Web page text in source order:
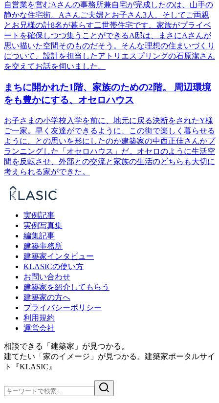
自営業を営むAさんの事務所兼自宅が完成したのは、山手の
静かな住宅街。Aさんご夫婦とお子さん3人、そしてご両親
とお兄様の計8名が暮らす二世帯住宅です。家族がプライベ
ートを確保しつつ集うことができるA邸は、まさにAさんが
思い描いた空間そのものだそう。そんな理想の住まいづくり
について、設計を担当したアトリエスプリングの石原潔さん
を交えてお話を伺いました。
まちに開かれた1階、家族のための2階。 周辺環境
をも豊かにする、オセロハウス
お子さまの小学校入学を前に、地元に戻る決断をされたY様
ご一家。早く友達ができるように、この街で楽しく暮らせる
ように、との思いを形にしたのが建築家の中西正佳さんがプ
ランニングした「オセロハウス」だ。オセロのように生活空
間を反転させ、外部との交流と家族の生活のどちらも大切に
考えられる家ができた。
実例記事
実例写真集
編集記事
建築事務所
建築家インタビュー
KLASICの使い方
お問い合わせ
建築家を紹介してもらう
建築家の方へ
プライバシーポリシー
利用規約
運営会社
相談できる「建築家」が見つかる。
建てたい「家のイメージ」が見つかる。 建築家ポータルサイ
ト『KLASIC』